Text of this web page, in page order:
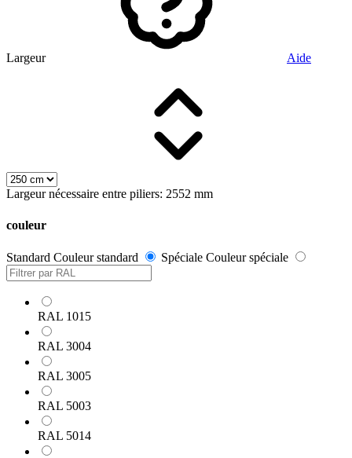
Largeur Aide
Largeur nécessaire entre piliers: 2552 mm
couleur
Standard Couleur standard Spéciale Couleur spéciale
RAL 1015
RAL 3004
RAL 3005
RAL 5003
RAL 5014